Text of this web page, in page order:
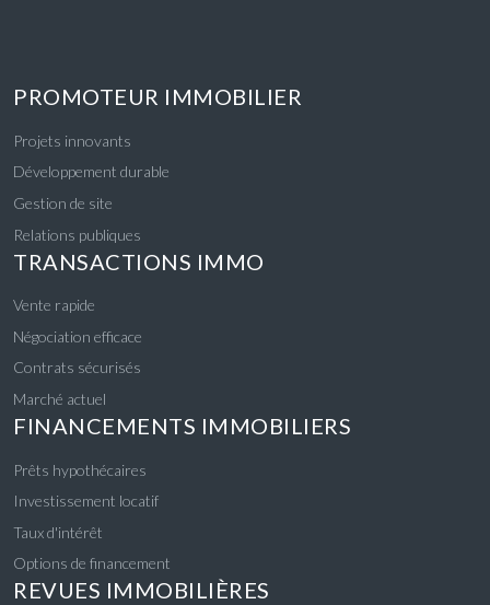
PROMOTEUR IMMOBILIER
Projets innovants
Développement durable
Gestion de site
Relations publiques
TRANSACTIONS IMMO
Vente rapide
Négociation efficace
Contrats sécurisés
Marché actuel
FINANCEMENTS IMMOBILIERS
Prêts hypothécaires
Investissement locatif
Taux d'intérêt
Options de financement
REVUES IMMOBILIÈRES